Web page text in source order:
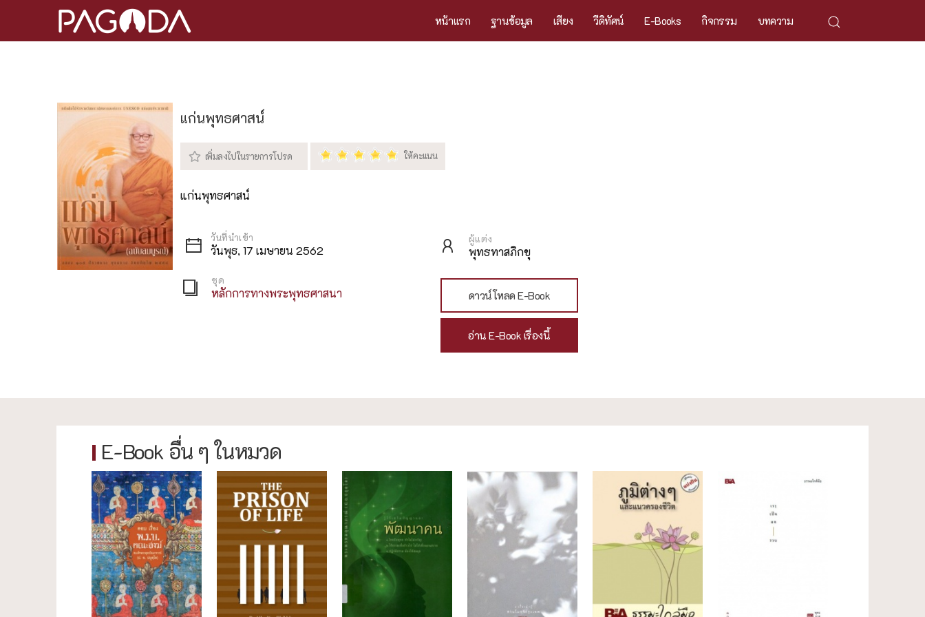
หน้าแรก ฐานข้อมูล เสียง วีดิทัศน์ E-Books กิจกรรม บทความ
แก่นพุทธศาสน์
แก่นพุทธศาสน์
วันพุธ, 17 เมษายน 2562
ผู้แต่ง
พุทธทาสภิกขุ
ชุด
หลักการทางพระพุทธศาสนา ดาวน์โหลด E-Book
อ่าน E-Book เรื่องนี้
E-Book อื่น ๆ ในหมวด